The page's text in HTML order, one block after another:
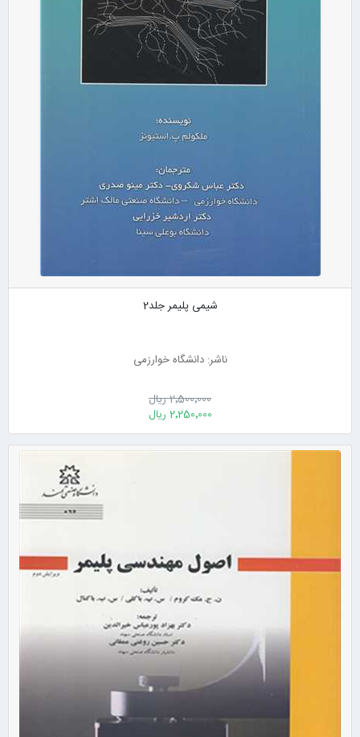
شیمی پلیمر جلد2
ناشر: دانشگاه خوارزمی
2٬500٬000 ریال
2٬250٬000 ریال